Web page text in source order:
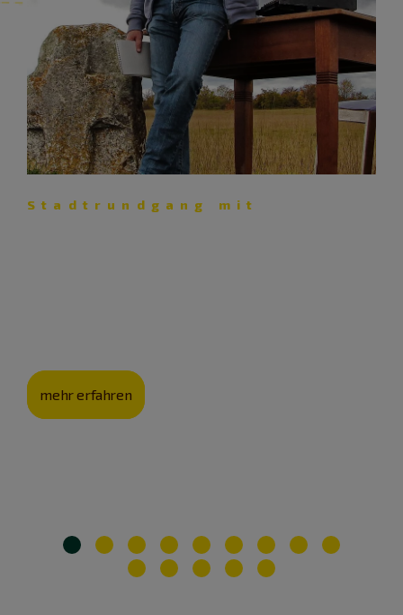
Stadtrundgang mit
mehr erfahren